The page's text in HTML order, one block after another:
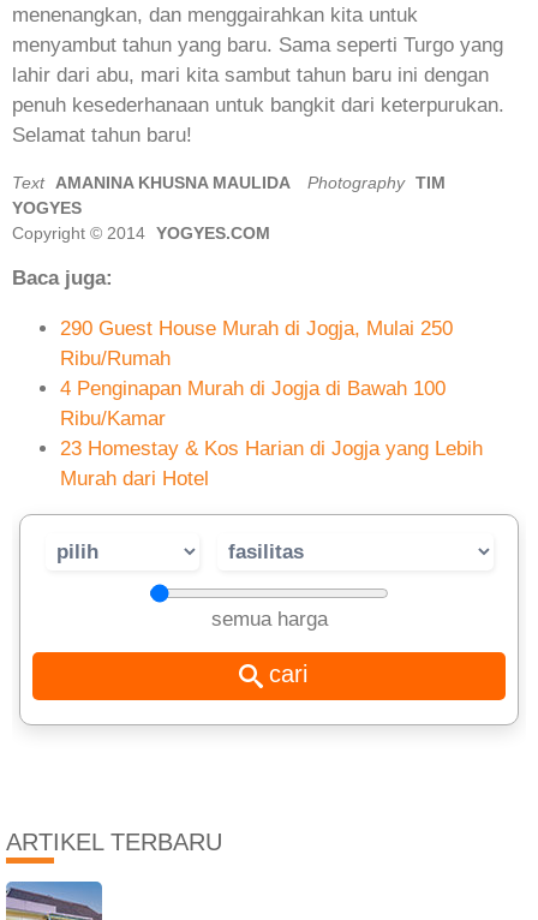
menenangkan, dan menggairahkan kita untuk
menyambut tahun yang baru. Sama seperti Turgo yang
lahir dari abu, mari kita sambut tahun baru ini dengan
penuh kesederhanaan untuk bangkit dari keterpurukan.
Selamat tahun baru!
Text AMANINA KHUSNA MAULIDA Photography TIM
YOGYES
Copyright © 2014 YOGYES.COM
Baca juga:
290 Guest House Murah di Jogja, Mulai 250
Ribu/Rumah
4 Penginapan Murah di Jogja di Bawah 100
Ribu/Kamar
23 Homestay & Kos Harian di Jogja yang Lebih
Murah dari Hotel
semua harga
ARTIKEL TERBARU